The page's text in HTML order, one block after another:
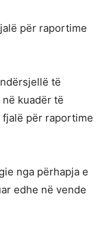
për raportime
të
kuadër të
për raportime
nga përhapja e
edhe në vende